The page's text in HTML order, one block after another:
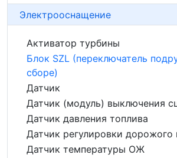
Электрооснащение
Активатор турбины
Блок SZL (переключатель
сборе)
Датчик
Датчик (модуль) выключения
Датчик давления топлива
Датчик регулировки дорожого
Датчик температуры ОЖ